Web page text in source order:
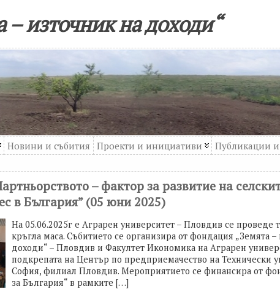
източник на доходи“
Новини и събития Проекти и инициативи Публикации
– фактор за развитие на
в България” (05 юни 2025)
На 05.06.2025г е Аграрен университет – Пловдив се проведе
кръгла маса. Събитието се организира от фондация „Земята –
доходи“ – Пловдив и Факултет Икономика на Аграрен
подкрепата на Център по предприемачество на Технически
София, филиал Пловдив. Мероприятието се финансира от
за България“ в рамките […]